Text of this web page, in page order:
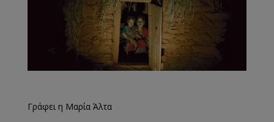
Γράφει η Μαρία Άλτα